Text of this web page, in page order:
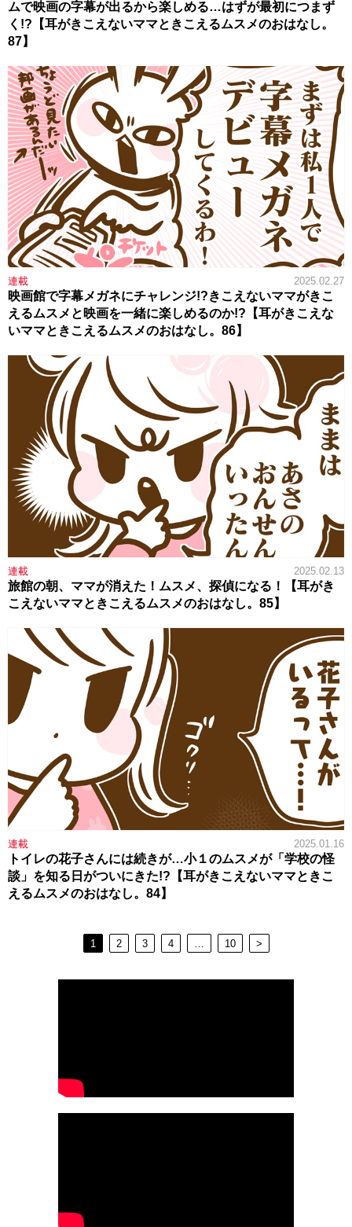
ムで映画の字幕が出るから楽しめる…はずが最初につまず
く!?【耳がきこえないママときこえるムスメのおはなし。
87】
連載 2025.02.27
映画館で字幕メガネにチャレンジ!?きこえないママがきこ
えるムスメと映画を一緒に楽しめるのか!?【耳がきこえな
いママときこえるムスメのおはなし。86】
連載 2025.02.13
旅館の朝、ママが消えた！ムスメ、探偵になる！【耳がき
こえないママときこえるムスメのおはなし。85】
連載 2025.01.16
トイレの花子さんには続きが…小１のムスメが「学校の怪
談」を知る日がついにきた!?【耳がきこえないママときこ
えるムスメのおはなし。84】
1 2 3 4 10 >